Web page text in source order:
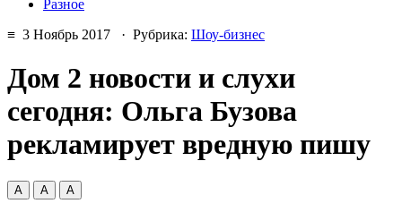
Разное
≡ 3 Ноябрь 2017 · Рубрика: Шоу-бизнес
Дом 2 новости и слухи
сегодня: Ольга Бузова
рекламирует вредную пишу
А А А